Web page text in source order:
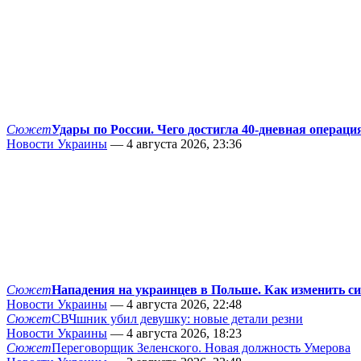
СюжетУдары по России. Чего достигла 40-дневная
Новости Украины — 4 августа 2026, 23:36
СюжетНападения на украинцев в Польше. Как изменить
Новости Украины — 4 августа 2026, 22:48
СюжетСВЧшник убил девушку: новые детали резни
Новости Украины — 4 августа 2026, 18:23
СюжетПереговорщик Зеленского. Новая должность Умерова